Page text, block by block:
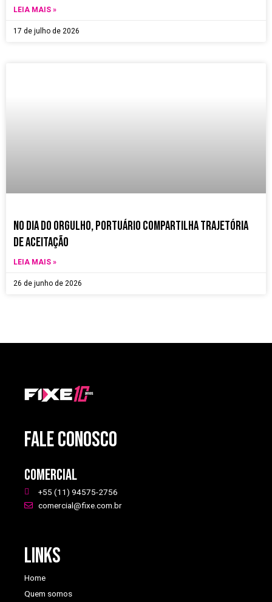
LEIA MAIS »
17 de julho de 2026
no dia do orgulho, Portuário compartilha trajetória
de aceitação
LEIA MAIS »
26 de junho de 2026
FALE CONOSCO
Comercial
+55 (11) 94575-2756
comercial@fixe.com.br
Links
Home
Quem somos